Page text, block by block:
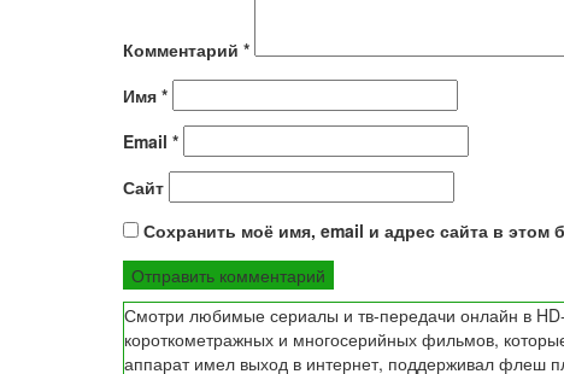
Комментарий *
Имя *
Email *
Сайт
Сохранить моё имя, email и адрес сайта в
Смотри любимые сериалы и тв-передачи онлайн в
короткометражных и многосерийных фильмов,
аппарат имел выход в интернет, поддерживал флеш